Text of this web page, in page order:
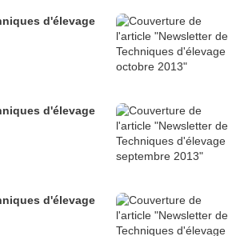
d'élevage
d'élevage
d'élevage